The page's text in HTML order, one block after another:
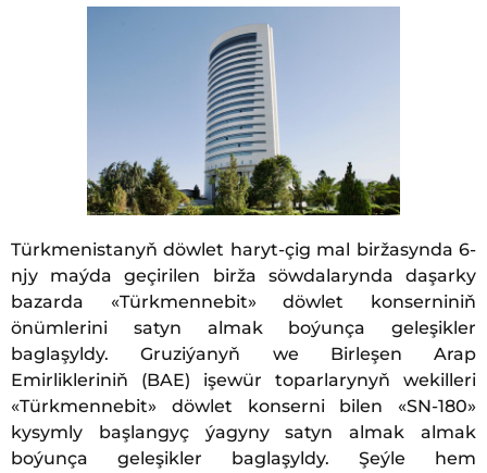
Türkmenistanyň döwlet haryt-çig mal biržasynda 6-
njy maýda geçirilen birža söwdalarynda daşarky
bazarda «Türkmennebit» döwlet konserniniň
önümlerini satyn almak boýunça geleşikler
baglaşyldy. Gruziýanyň we Birleşen Arap
Emirlikleriniň (BAE) işewür toparlarynyň wekilleri
«Türkmennebit» döwlet konserni bilen «SN-180»
kysymly başlangyç ýagyny satyn almak almak
boýunça geleşikler baglaşyldy. Şeýle hem